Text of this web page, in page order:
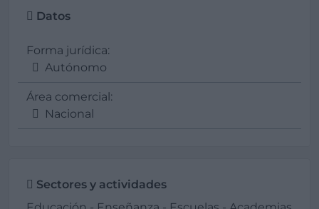
Datos
Forma jurídica:
Autónomo
Área comercial:
Nacional
Sectores y actividades